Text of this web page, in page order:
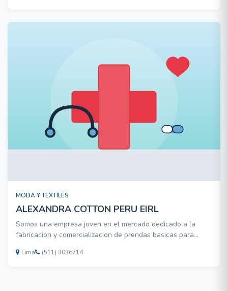
MODA Y TEXTILES
ALEXANDRA COTTON PERU EIRL
Somos una empresa joven en el mercado dedicado a la
fabricacion y comercializacion de prendas basicas para
propia , tenemos como insumo principal el algodon 100%
Lima (511) 3036714